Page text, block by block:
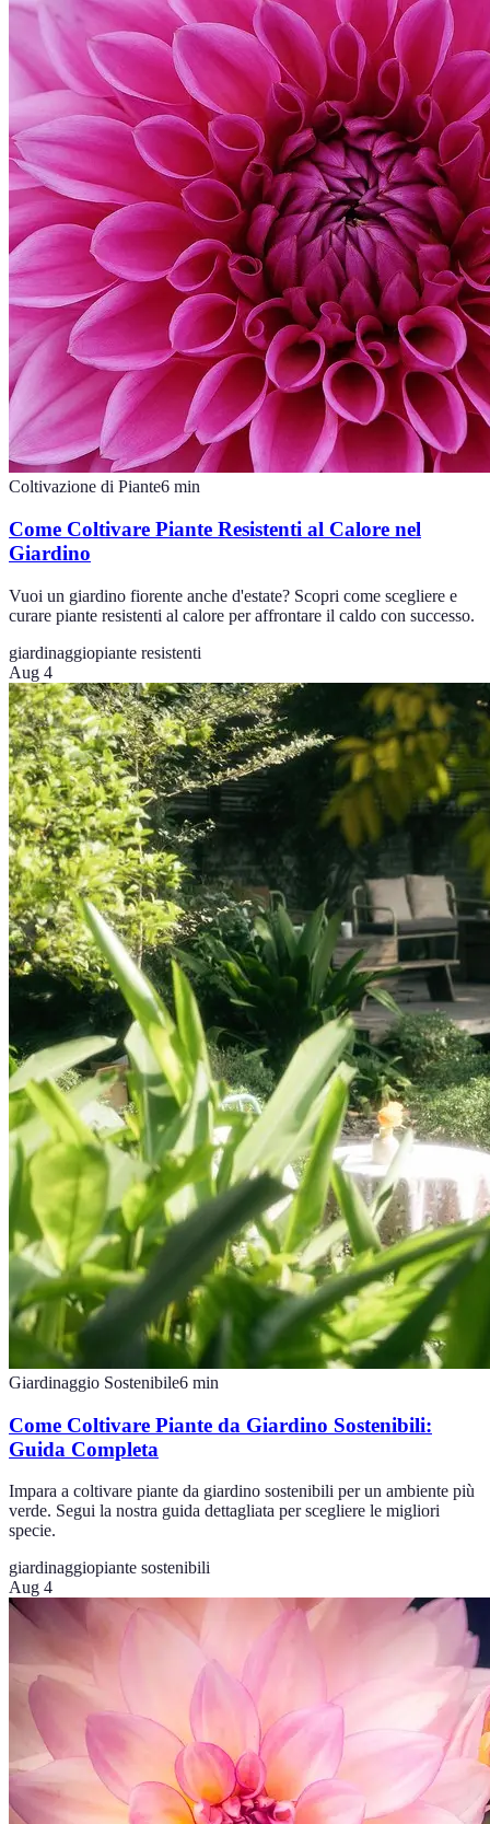
Coltivazione di Piante6 min
Come Coltivare Piante Resistenti al Calore nel
Giardino
Vuoi un giardino fiorente anche d'estate? Scopri come scegliere e
curare piante resistenti al calore per affrontare il caldo con successo.
giardinaggiopiante resistenti
Aug 4
Giardinaggio Sostenibile6 min
Come Coltivare Piante da Giardino Sostenibili:
Guida Completa
Impara a coltivare piante da giardino sostenibili per un ambiente più
verde. Segui la nostra guida dettagliata per scegliere le migliori
specie.
giardinaggiopiante sostenibili
Aug 4